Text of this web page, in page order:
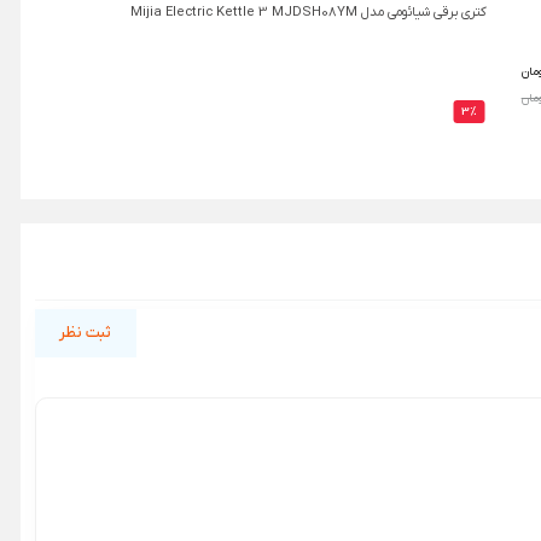
کتری برقی شیائومی مدل Mijia Electric Kettle 3 MJDSH08YM
3%
ثبت نظر